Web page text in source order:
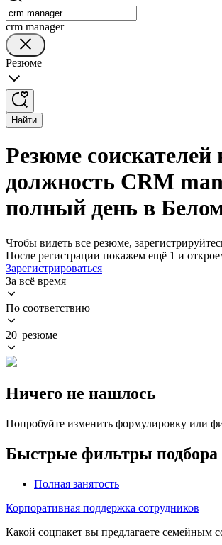
crm manager
Резюме
Найти
Резюме соискателей
должность CRM
полный день в
Чтобы видеть все резюме,
После регистрации покажем ещё 1 и
Зарегистрироваться
За всё время
По соответствию
20 резюме
Ничего не нашлось
Попробуйте изменить формулировку или
Быстрые фильтры подбора
Полная занятость
Корпоративная поддержка сотрудников
Какой соцпакет вы предлагаете семейным